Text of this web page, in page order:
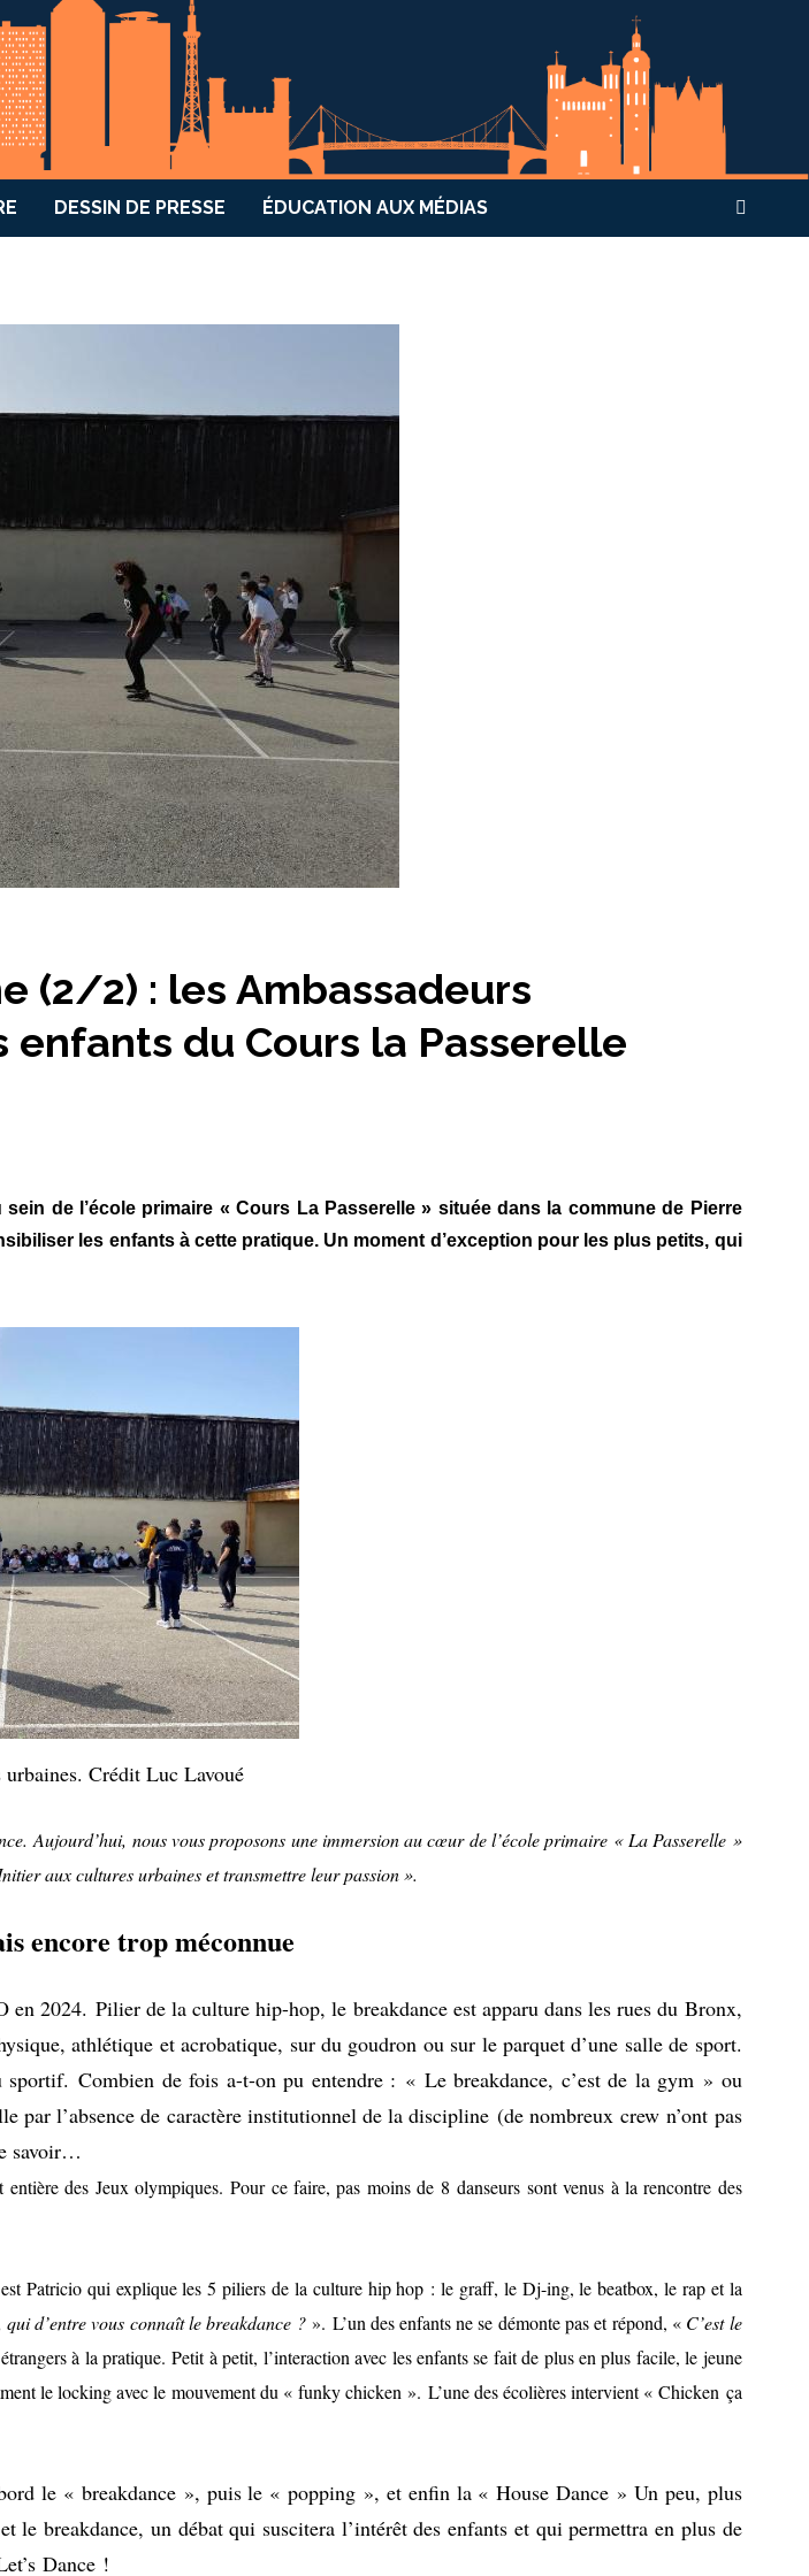
DESSIN DE PRESSE ÉDUCATION AUX MÉDIAS
(2/2) : les Ambassadeurs
du Cours la Passerelle
de l’école primaire « Cours La Passerelle » située dans la commune de Pierre
les enfants à cette pratique. Un moment d’exception pour les plus petits, qui
urbaines. Crédit Luc Lavoué
Aujourd’hui, nous vous proposons une immersion au cœur de l’école primaire « La Passerelle »
aux cultures urbaines et transmettre leur passion ».
encore trop méconnue
en 2024. Pilier de la culture hip-hop, le breakdance est apparu dans les rues du Bronx,
athlétique et acrobatique, sur du goudron ou sur le parquet d’une salle de sport.
Combien de fois a-t-on pu entendre : « Le breakdance, c’est de la gym » ou
l’absence de caractère institutionnel de la discipline (de nombreux crew n’ont pas
savoir…
des Jeux olympiques. Pour ce faire, pas moins de 8 danseurs sont venus à la rencontre des
Patricio qui explique les 5 piliers de la culture hip hop : le graff, le Dj-ing, le beatbox, le rap et la
d’entre vous connaît le breakdance ? ». L’un des enfants ne se démonte pas et répond, « C’est le
à la pratique. Petit à petit, l’interaction avec les enfants se fait de plus en plus facile, le jeune
le locking avec le mouvement du « funky chicken ». L’une des écolières intervient « Chicken ça
le « breakdance », puis le « popping », et enfin la « House Dance » Un peu, plus
breakdance, un débat qui suscitera l’intérêt des enfants et qui permettra en plus de
Dance !